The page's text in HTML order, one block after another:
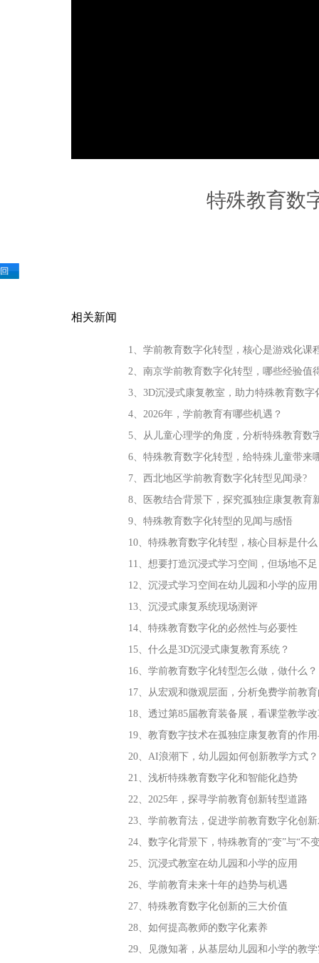
特殊教育数
相关新闻
1、学前教育数字化转型，核心是游戏化课
2、南京学前教育数字化转型，哪些经验值
3、3D沉浸式康复教室，助力特殊教育数字
4、2026年，学前教育有哪些机遇？
5、从儿童心理学的角度，分析特殊教育数
6、特殊教育数字化转型，给特殊儿童带来
7、西北地区学前教育数字化转型见闻录?
8、医教结合背景下，探究孤独症康复教育
9、特殊教育数字化转型的见闻与感悟
10、特殊教育数字化转型，核心目标是什
11、想要打造沉浸式学习空间，但场地不
12、沉浸式学习空间在幼儿园和小学的应用
13、沉浸式康复系统现场测评
14、特殊教育数字化的必然性与必要性
15、什么是3D沉浸式康复教育系统？
16、学前教育数字化转型怎么做，做什么？
17、从宏观和微观层面，分析免费学前教
18、透过第85届教育装备展，看课堂教学
19、教育数字技术在孤独症康复教育的作
20、AI浪潮下，幼儿园如何创新教学方式？
21、浅析特殊教育数字化和智能化趋势
22、2025年，探寻学前教育创新转型道路
23、学前教育法，促进学前教育数字化创
24、数字化背景下，特殊教育的“变”与“不
25、沉浸式教室在幼儿园和小学的应用
26、学前教育未来十年的趋势与机遇
27、特殊教育数字化创新的三大价值
28、如何提高教师的数字化素养
29、见微知著，从基层幼儿园和小学的教